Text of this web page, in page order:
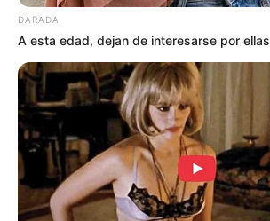
DARADA
A esta edad, dejan de interesarse por ellas